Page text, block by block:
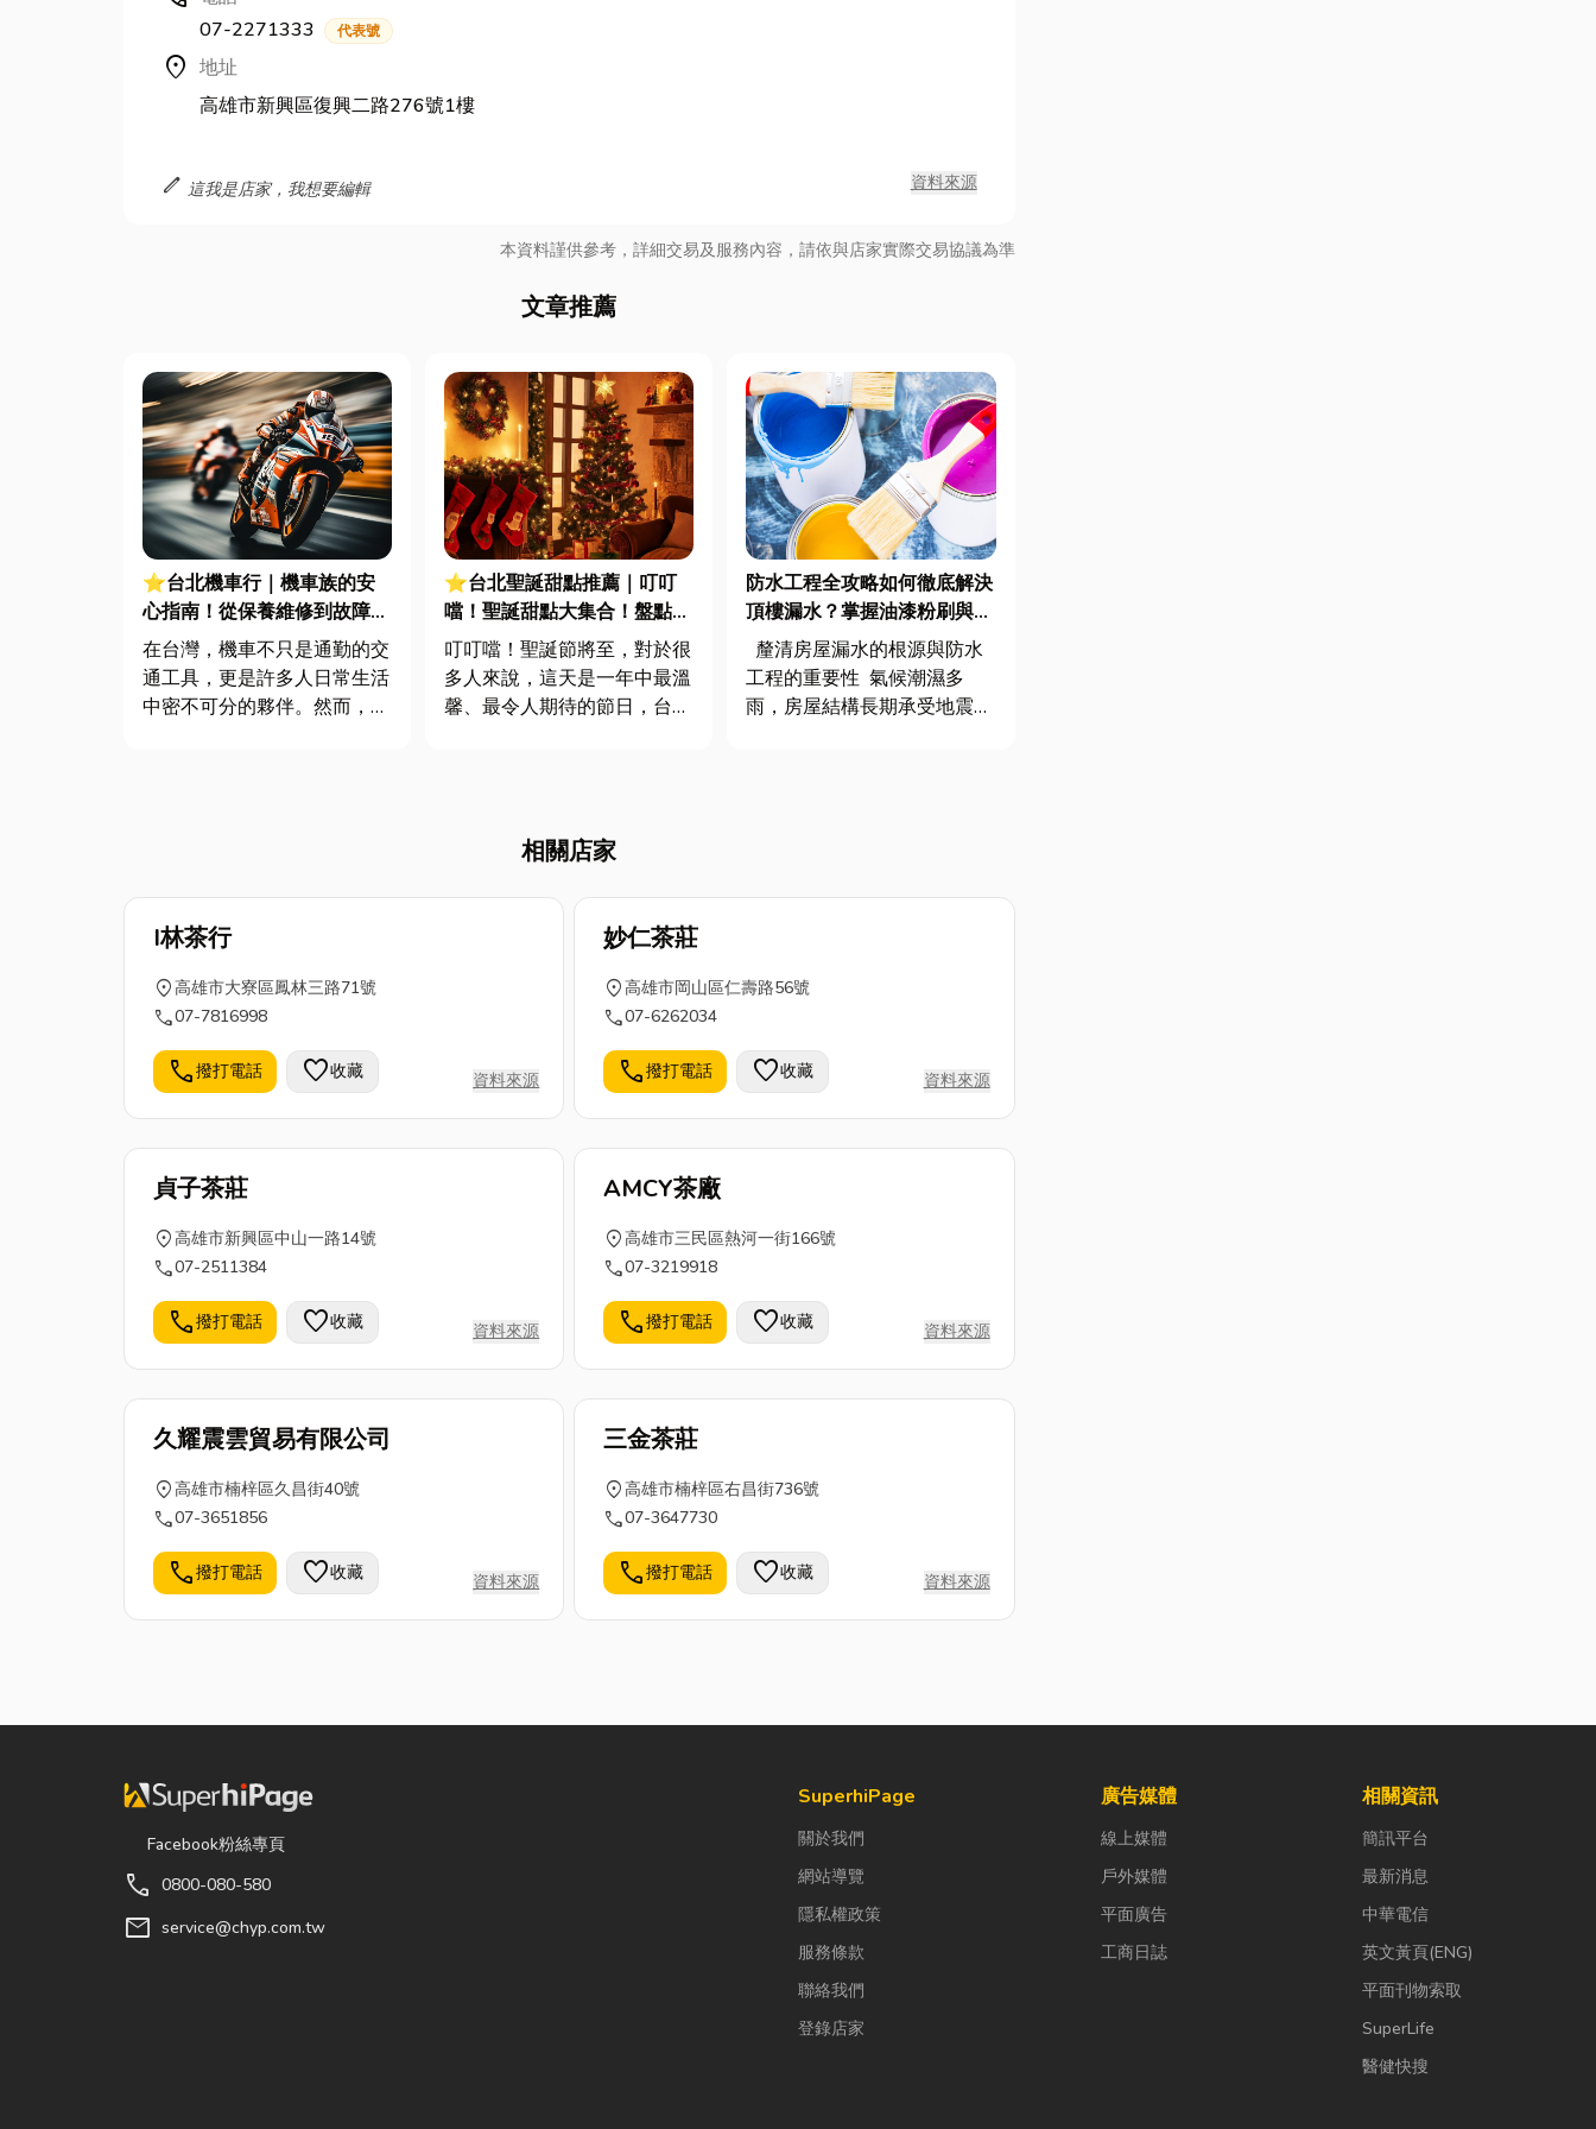
07-2271333
代表號
location_on 地址
高雄市新興區復興二路276號1樓
edit 這我是店家，我想要編輯 資料來源
本資料謹供參考，詳細交易及服務內容，請依與店家實際交易協議為準
文章推薦
⭐台北機車行｜機車族的安
心指南！從保養維修到故障排
除，解決你的騎乘困擾！
在台灣，機車不只是通勤的交
通工具，更是許多人日常生活
中密不可分的夥伴。然而，當
該如何確保...
⭐台北聖誕甜點推薦｜叮叮
噹！聖誕甜點大集合！盤點超
人氣甜點都在這
叮叮噹！聖誕節將至，對於很
多人來說，這天是一年中最溫
馨、最令人期待的節日，台灣
換禮物、送另一半聖誕禮物，
嗎？別擔...
防水工程全攻略如何徹底解決
頂樓漏水？掌握油漆粉刷與防
水施工關鍵!
工程的重要性 氣候潮濕多
雨，房屋結構長期承受地震與
相關店家
I林茶行
location_on高雄市大寮區鳳林三路71號
call07-7816998
call撥打電話 favorite收藏 資料來源
妙仁茶莊
location_on高雄市岡山區仁壽路56號
call07-6262034
call撥打電話 favorite收藏 資料來源
貞子茶莊
location_on高雄市新興區中山一路14號
call07-2511384
call撥打電話 favorite收藏 資料來源
AMCY茶廠
location_on高雄市三民區熱河一街166號
call07-3219918
call撥打電話 favorite收藏 資料來源
久耀震雲貿易有限公司
location_on高雄市楠梓區久昌街40號
call07-3651856
call撥打電話 favorite收藏 資料來源
三金茶莊
location_on高雄市楠梓區右昌街736號
call07-3647730
call撥打電話 favorite收藏 資料來源
Facebook粉絲專頁
call 0800-080-580
mail service@chyp.com.tw
SuperhiPage
關於我們
網站導覽
隱私權政策
服務條款
聯絡我們
登錄店家
廣告媒體
線上媒體
戶外媒體
平面廣告
工商日誌
相關資訊
簡訊平台
最新消息
中華電信
英文黃頁(ENG)
平面刊物索取
SuperLife
醫健快搜